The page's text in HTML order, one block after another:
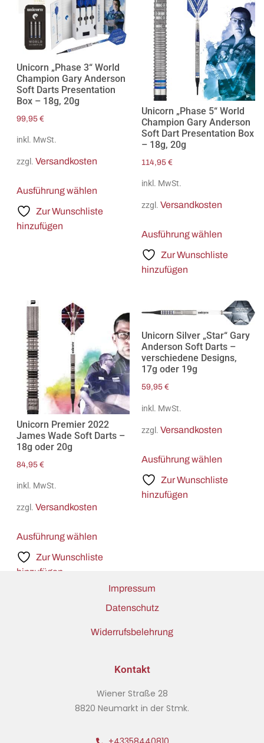
Unicorn „Phase 3“ World
Champion Gary Anderson
Soft Darts Presentation
Box – 18g, 20g
99,95 €
inkl. MwSt.
zzgl. Versandkosten
Ausführung wählen
Zur Wunschliste
hinzufügen
Unicorn „Phase 5“ World
Champion Gary Anderson
Soft Dart Presentation Box
– 18g, 20g
114,95€
inkl. MwSt.
zzgl.Versandkosten
Ausführung wählen
Zur Wunschliste
hinzufügen
Unicorn Premier 2022
James Wade Soft Darts –
18g oder 20g
84,95 €
inkl. MwSt.
zzgl. Versandkosten
Ausführung wählen
Zur Wunschliste
hinzufügen
Unicorn Silver „Star“ Gary
Anderson Soft Darts –
verschiedene Designs,
17g oder 19g
59,95€
inkl. MwSt.
zzgl.Versandkosten
Ausführung wählen
Zur Wunschliste
hinzufügen
Impressum
Datenschutz
Widerrufsbelehrung
Kontakt
Wiener Straße 28
8820 Neumarkt in der Stmk.